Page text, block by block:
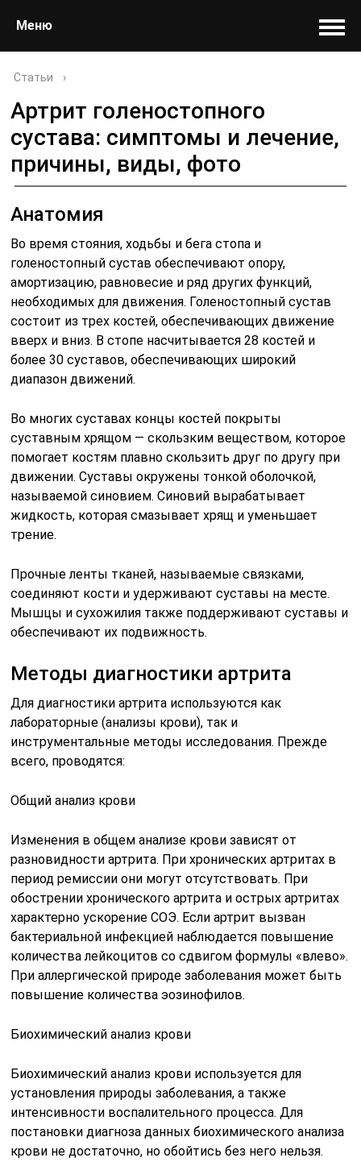
Меню
Статьи ›
Артрит голеностопного
сустава: симптомы и лечение,
причины, виды, фото
Анатомия
Во время стояния, ходьбы и бега стопа и
голеностопный сустав обеспечивают опору,
амортизацию, равновесие и ряд других функций,
необходимых для движения. Голеностопный сустав
состоит из трех костей, обеспечивающих движение
вверх и вниз. В стопе насчитывается 28 костей и
более 30 суставов, обеспечивающих широкий
диапазон движений.
Во многих суставах концы костей покрыты
суставным хрящом — скользким веществом, которое
помогает костям плавно скользить друг по другу при
движении. Суставы окружены тонкой оболочкой,
называемой синовием. Синовий вырабатывает
жидкость, которая смазывает хрящ и уменьшает
трение.
Прочные ленты тканей, называемые связками,
соединяют кости и удерживают суставы на месте.
Мышцы и сухожилия также поддерживают суставы и
обеспечивают их подвижность.
Методы диагностики артрита
Для диагностики артрита используются как
лабораторные (анализы крови), так и
инструментальные методы исследования. Прежде
всего, проводятся:
Общий анализ крови
Изменения в общем анализе крови зависят от
разновидности артрита. При хронических артритах в
период ремиссии они могут отсутствовать. При
обострении хронического артрита и острых артритах
характерно ускорение СОЭ. Если артрит вызван
бактериальной инфекцией наблюдается повышение
количества лейкоцитов со сдвигом формулы «влево».
При аллергической природе заболевания может быть
повышение количества эозинофилов.
Биохимический анализ крови
Биохимический анализ крови используется для
установления природы заболевания, а также
интенсивности воспалительного процесса. Для
постановки диагноза данных биохимического анализа
крови не достаточно, но обойтись без него нельзя.